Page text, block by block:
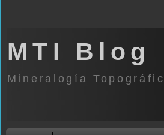
MTI Blog
Mineralogía